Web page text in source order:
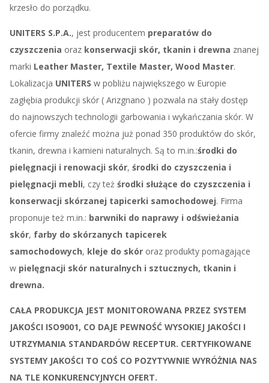
krzesło do porządku.
UNITERS S.P.A., jest producentem preparatów do
czyszczenia oraz konserwacji skór, tkanin i drewna znanej
marki Leather Master, Textile Master, Wood Master.
Lokalizacja UNITERS w pobliżu największego w Europie
zagłębia produkcji skór ( Arizgnano ) pozwala na stały dostęp
do najnowszych technologii garbowania i wykańczania skór. W
ofercie firmy znaleźć można już ponad 350 produktów do skór,
tkanin, drewna i kamieni naturalnych. Są to m.in.:środki do
pielęgnacji i renowacji skór, środki do czyszczenia i
pielęgnacji mebli, czy też środki służące do czyszczenia i
konserwacji skórzanej tapicerki samochodowej. Firma
proponuje też m.in.: barwniki do naprawy i odświeżania
skór, farby do skórzanych tapicerek
samochodowych, kleje do skór oraz produkty pomagające
w pielęgnacji skór naturalnych i sztucznych, tkanin i
drewna.
CAŁA PRODUKCJA JEST MONITOROWANA PRZEZ SYSTEM
JAKOŚCI ISO9001, CO DAJE PEWNOŚĆ WYSOKIEJ JAKOŚCI I
UTRZYMANIA STANDARDÓW RECEPTUR. CERTYFIKOWANE
SYSTEMY JAKOŚCI TO COŚ CO POZYTYWNIE WYRÓŻNIA NAS
NA TLE KONKURENCYJNYCH OFERT.